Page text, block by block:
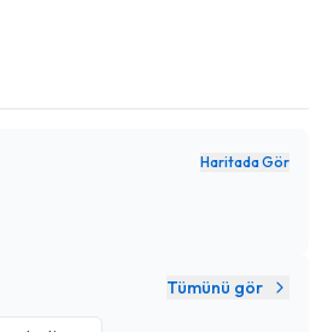
Haritada Gör
Tümünü gör